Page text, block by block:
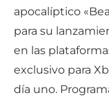
apocalíptico
para su
en las
exclusivo para
día uno.